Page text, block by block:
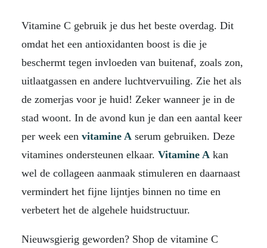
Vitamine C gebruik je dus het beste overdag. Dit
omdat het een antioxidanten boost is die je
beschermt tegen invloeden van buitenaf, zoals zon,
uitlaatgassen en andere luchtvervuiling. Zie het als
de zomerjas voor je huid! Zeker wanneer je in de
stad woont. In de avond kun je dan een aantal keer
per week een vitamine A serum gebruiken. Deze
vitamines ondersteunen elkaar. Vitamine A kan
wel de collageen aanmaak stimuleren en daarnaast
vermindert het fijne lijntjes binnen no time en
verbetert het de algehele huidstructuur.
Nieuwsgierig geworden? Shop de vitamine C